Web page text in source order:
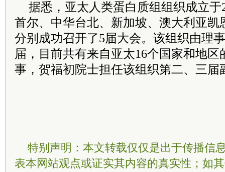
据悉，亚太人类蛋白质组组织成立于
首尔、中华台北、新加坡、澳大利亚凯
分别成功召开了5届大会。该组织由理
届，目前共有来自亚太16个国家和地区
事，贺福初院士担任该组织第二、三届
特别声明：本文转载仅仅是出于传播信
表本网站观点或证实其内容的真实性；如